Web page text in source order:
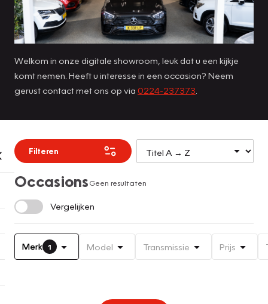
Welkom in onze digitale showroom, leuk dat u een kijkje
komt nemen. Heeft u interesse in een occasion? Neem
gerust contact met ons op via 0224-237373
Filteren
OccasionsGeen resultaten
Vergelijken
Merk 1 Model Transmissie Prijs